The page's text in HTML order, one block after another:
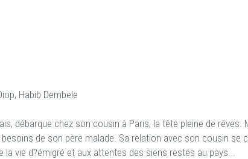
Habib Dembele
débarque chez son cousin à Paris, la tête pleine de rêves.
de son père malade. Sa relation avec son cousin se
vie d?émigré et aux attentes des siens restés au pays...